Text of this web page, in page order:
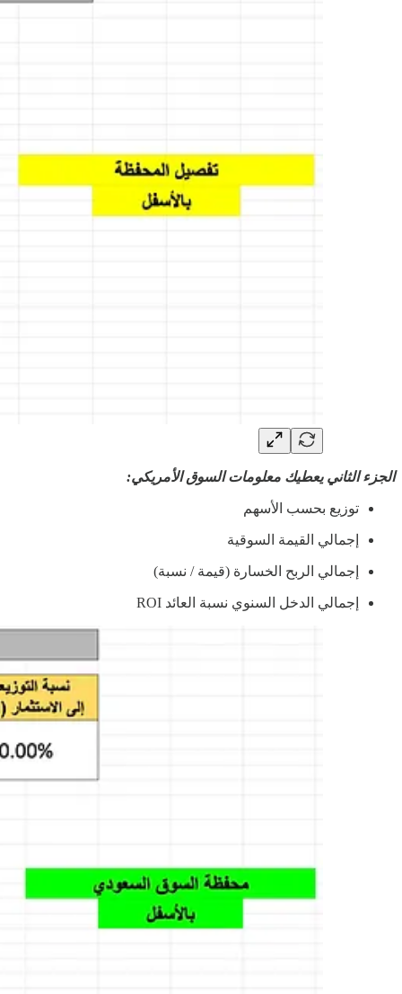
الجزء الثاني يعطيك معلومات السوق الأمريكي:
توزيع بحسب الأسهم
إجمالي القيمة السوقية
إجمالي الربح الخسارة (قيمة / نسبة)
إجمالي الدخل السنوي نسبة العائد ROI